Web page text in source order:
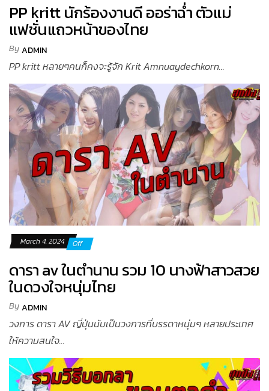
PP kritt นักร้องงานดี ออร่าฉ่ำ ตัวแม่
แฟชั่นแถวหน้าของไทย
ByADMIN
PP kritt หลายๆคนก็คงจะรู้จัก Krit Amnuaydechkorn...
March 4, 2024 Off
ดารา av ในตำนาน รวม 10 นางฟ้าสาวสวย
ในดวงใจหนุ่มไทย
ByADMIN
วงการ ดารา AV ญี่ปุ่นนับเป็นวงการที่บรรดาหนุ่มๆ หลายประเทศ
ให้ความสนใจ...